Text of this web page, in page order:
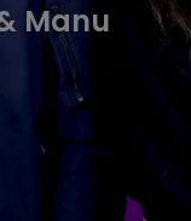
Manu